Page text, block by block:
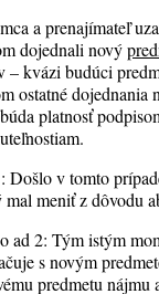
a prenajímateľ
dojednali nový
– kvázi budúci
ostatné
platnosť
Došlo v tomto
meniť z dôvodu
ad 2: Tým istým
s novým
predmetu